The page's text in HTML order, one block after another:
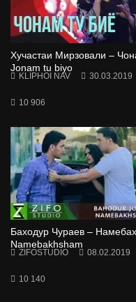
Хучастаи Мирзовали –
Jonam tu biyo
KLIPHOI NAV 30.03.2019
10 906
Баходур Чураев –
Namebakhsham
ZIFOSTUDIO 08.02.2019
10 140